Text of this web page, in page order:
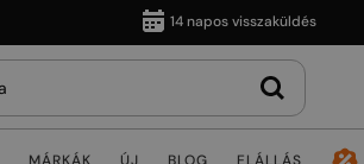
14 napos visszaküldés